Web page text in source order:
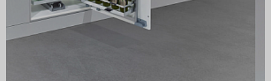
Артикул
Производитель